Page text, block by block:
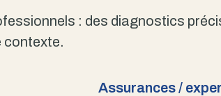
: des diagnostics
contexte.
Assurances /